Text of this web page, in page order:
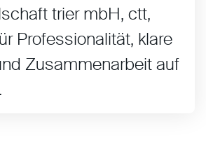
trier mbH, ctt,
Professionalität, klare
Zusammenarbeit auf